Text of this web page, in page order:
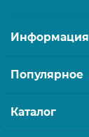
Информация
Популярное
Каталог